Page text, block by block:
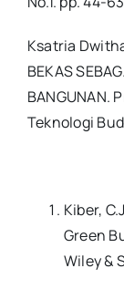
Ksatria
BEKAS
BANGUNAN.
Teknologi
Kiber,
Green
Wiley &